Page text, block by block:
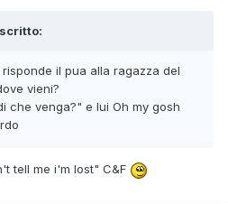
il pua alla ragazza del
vieni?
che venga?" e lui Oh my gosh
tell me i'm lost" C&F